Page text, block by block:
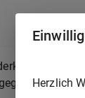
ihn
Herzlich